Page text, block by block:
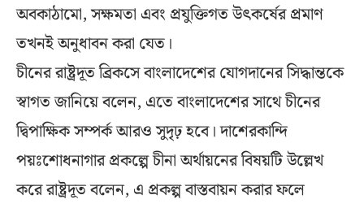
অবকাঠামো, সক্ষমতা এবং প্রযুক্তিগত উৎকর্ষের প্রমাণ
তখনই অনুধাবন করা যেত।
চীনের রাষ্ট্রদূত ব্রিকসে বাংলাদেশের যোগদানের সিদ্ধান্তকে
স্বাগত জানিয়ে বলেন, এতে বাংলাদেশের সাথে চীনের
দ্বিপাক্ষিক সম্পর্ক আরও সুদৃঢ় হবে। দাশেরকান্দি
পয়ঃশোধনাগার প্রকল্পে চীনা অর্থায়নের বিষয়টি উল্লেখ
করে রাষ্ট্রদূত বলেন, এ প্রকল্প বাস্তবায়ন করার ফলে